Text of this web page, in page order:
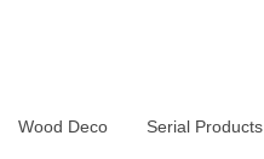
Wood Deco Serial Products